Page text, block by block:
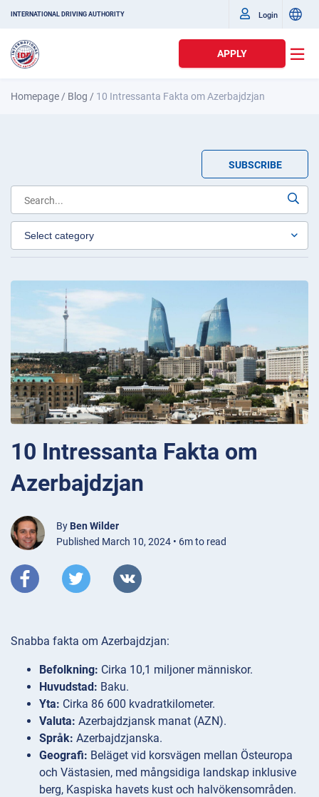
INTERNATIONAL DRIVING AUTHORITY Login
APPLY
Homepage / Blog / 10 Intressanta Fakta om Azerbajdzjan
SUBSCRIBE
10 Intressanta Fakta om
Azerbajdzjan
By Ben Wilder
Published March 10, 2024 • 6m to read
Snabba fakta om Azerbajdzjan:
Befolkning: Cirka 10,1 miljoner människor.
Huvudstad: Baku.
Yta: Cirka 86 600 kvadratkilometer.
Valuta: Azerbajdzjansk manat (AZN).
Språk: Azerbajdzjanska.
Geografi: Beläget vid korsvägen mellan Östeuropa
och Västasien, med mångsidiga landskap inklusive
berg, Kaspiska havets kust och halvökensområden.